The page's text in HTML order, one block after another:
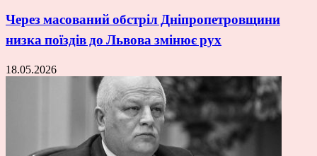
Через масований обстріл Дніпропетровщини
низка поїздів до Львова змінює рух
18.05.2026